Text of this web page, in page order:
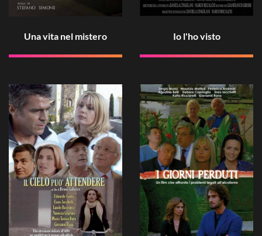
Una vita nel mistero Io l'ho visto